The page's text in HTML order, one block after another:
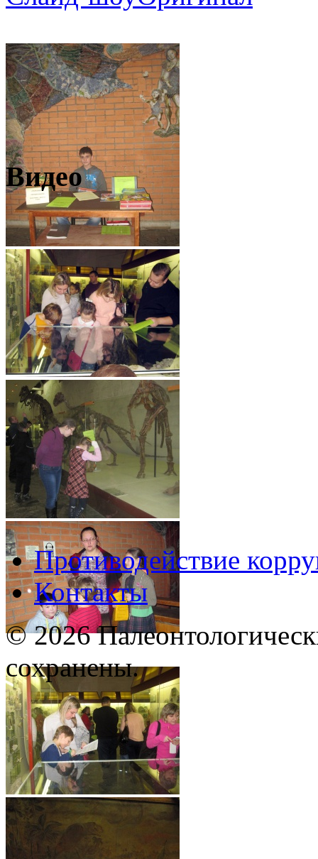
Видео
Противодействие
Контакты
© 2026
сохранены.